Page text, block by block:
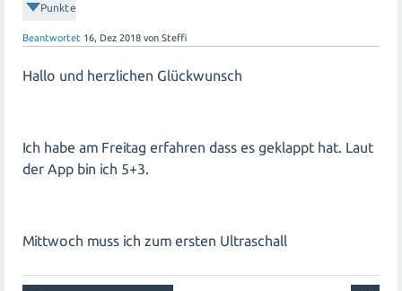
Punkte
Beantwortet 16, Dez 2018 von Steffi
Hallo und herzlichen Glückwunsch
Ich habe am Freitag erfahren dass es geklappt hat. Laut
der App bin ich 5+3.
Mittwoch muss ich zum ersten Ultraschall